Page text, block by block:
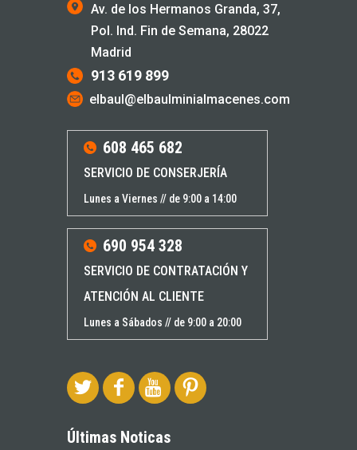
Av. de los Hermanos Granda, 37,
Pol. Ind. Fin de Semana, 28022
Madrid
913 619 899
elbaul@elbaulminialmacenes.com
608 465 682
SERVICIO DE CONSERJERÍA
Lunes a Viernes // de 9:00 a 14:00
690 954 328
SERVICIO DE CONTRATACIÓN Y
ATENCIÓN AL CLIENTE
Lunes a Sábados // de 9:00 a 20:00
Últimas Noticas